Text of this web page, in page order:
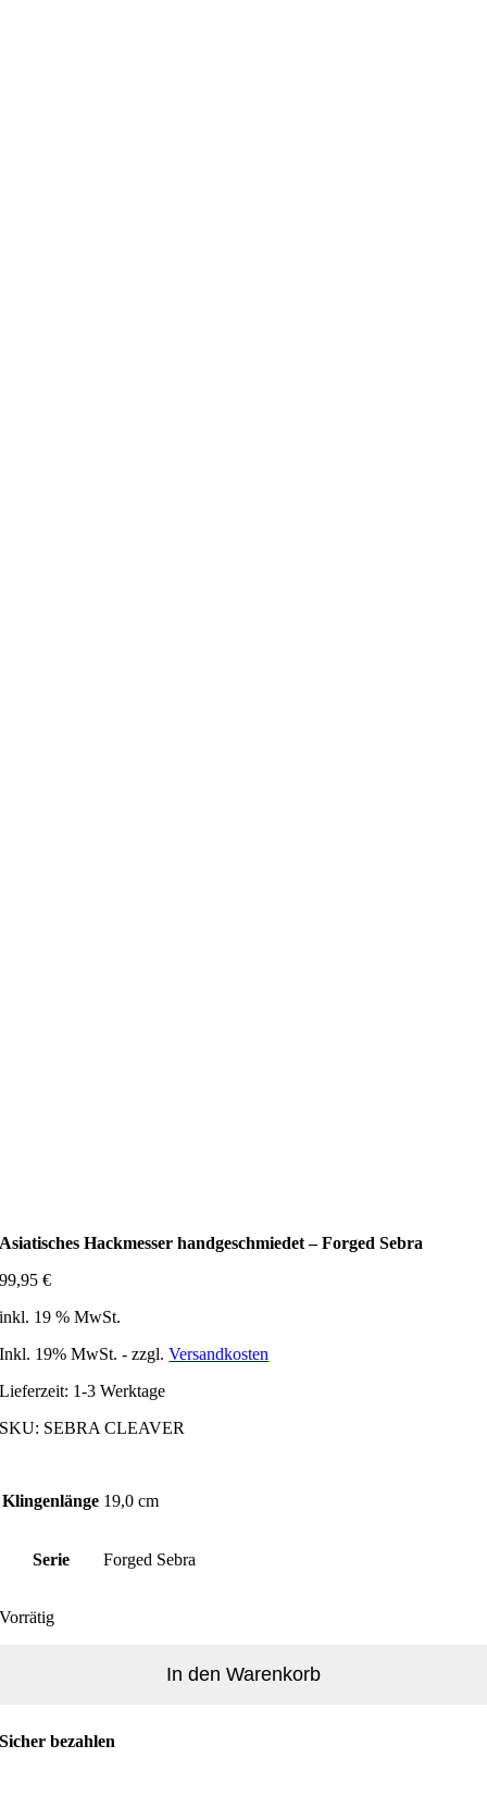
Asiatisches Hackmesser handgeschmiedet – Forged Sebra
99,95€
inkl. 19 % MwSt.
Inkl. 19% MwSt. - zzgl.Versandkosten
Lieferzeit: 1-3 Werktage
SKU: SEBRA CLEAVER
Klingenlänge 19,0 cm
Serie Forged Sebra
Vorrätig
In den Warenkorb
Sicher bezahlen